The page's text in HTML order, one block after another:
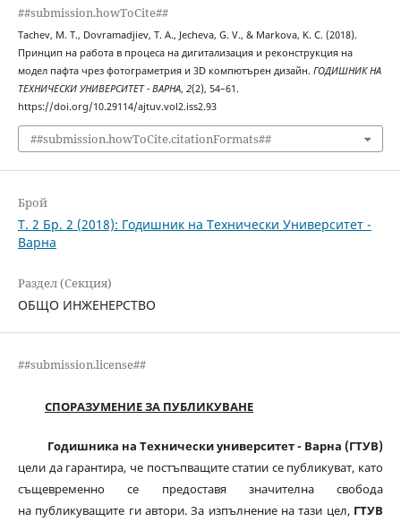
##submission.howToCite##
Tachev, M. T., Dovramadjiev, T. A., Jecheva, G. V., & Markova, K. C. (2018).
Принцип на работа в процеса на дигитализация и реконструкция на
модел пафта чрез фотограметрия и 3D компютърен дизайн. ГОДИШНИК НА
ТЕХНИЧЕСКИ УНИВЕРСИТЕТ - ВАРНА, 2(2), 54–61.
https://doi.org/10.29114/ajtuv.vol2.iss2.93
##submission.howToCite.citationFormats##
Брой
Т. 2 Бр. 2 (2018): Годишник на Технически Университет -
Варна
Раздел (Секция)
ОБЩО ИНЖЕНЕРСТВО
##submission.license##
СПОРАЗУМЕНИЕ ЗА ПУБЛИКУВАНЕ
Годишника на Технически университет - Варна (ГТУВ)
цели да гарантира, че постъпващите статии се публикуват, като
същевременно се предоставя значителна свобода
на публикуващите ги автори. За изпълнение на тази цел, ГТУВ